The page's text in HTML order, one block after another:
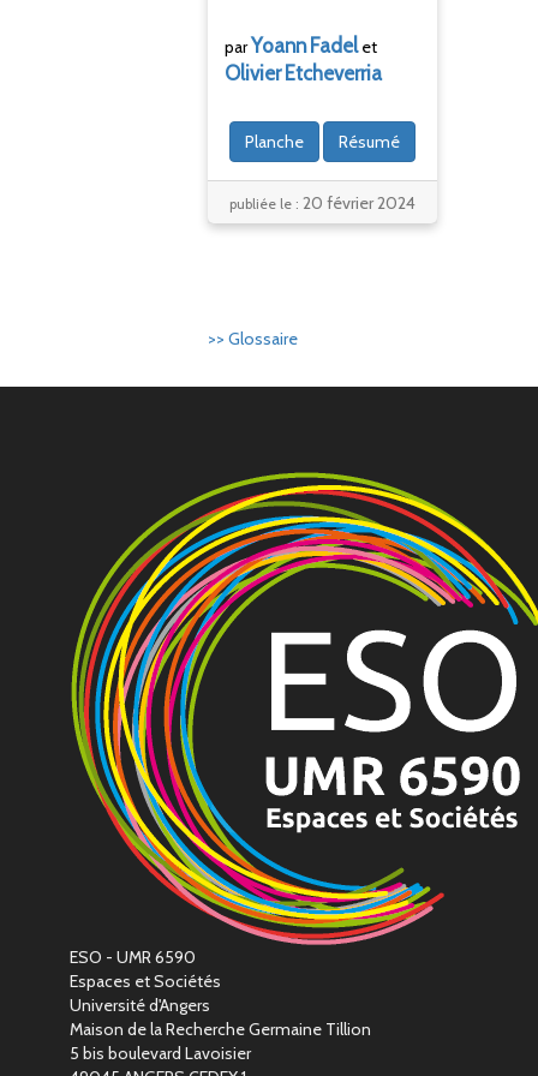
parYoann Fadelet
Olivier Etcheverria
Planche Résumé
publiée le :20 février 2024
>> Glossaire
ESO - UMR 6590
Espaces et Sociétés
Université d'Angers
Maison de la Recherche Germaine Tillion
5 bis boulevard Lavoisier